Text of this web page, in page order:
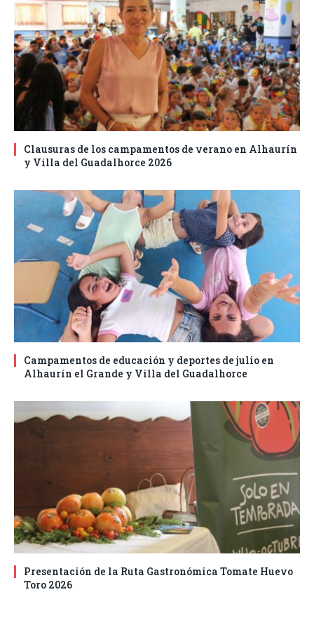
Clausuras de los campamentos de verano en Alhaurín
y Villa del Guadalhorce 2026
Campamentos de educación y deportes de julio en
Alhaurín el Grande y Villa del Guadalhorce
Presentación de la Ruta Gastronómica Tomate Huevo
Toro 2026